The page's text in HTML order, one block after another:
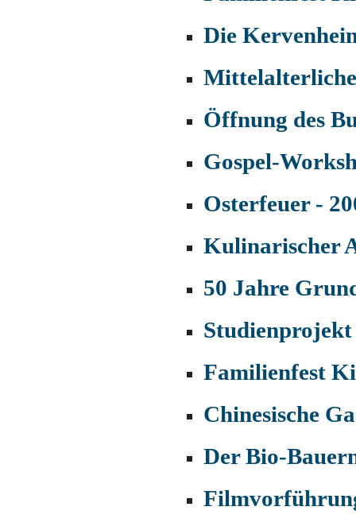
Die
Öffnung des
Gospel-
Osterfeuer -
Kulinarischer
50 Jahre
Familienfest
Chinesische
Der Bio-